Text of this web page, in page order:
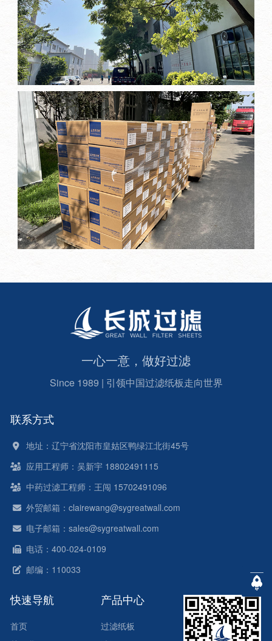
一心一意，做好过滤
Since 1989 | 引领中国过滤纸板走向世界
联系方式
地址：辽宁省沈阳市皇姑区鸭绿江北街45号
应用工程师：吴新宇 18802491115
中药过滤工程师：王闯 15702491096
外贸邮箱：clairewang@sygreatwall.com
电子邮箱：sales@sygreatwall.com
电话：400-024-0109
邮编：110033
快速导航
首页
产品中心
过滤纸板